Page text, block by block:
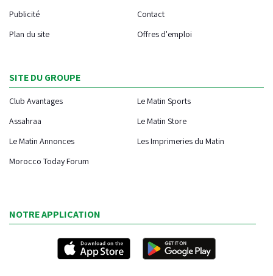
Publicité
Contact
Plan du site
Offres d'emploi
SITE DU GROUPE
Club Avantages
Le Matin Sports
Assahraa
Le Matin Store
Le Matin Annonces
Les Imprimeries du Matin
Morocco Today Forum
NOTRE APPLICATION